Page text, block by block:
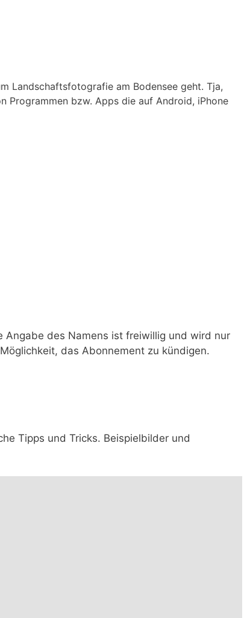
Landschaftsfotografie am Bodensee geht. Tja,
Programmen bzw. Apps die auf Android, iPhone
Angabe des Namens ist freiwillig und wird nur
das Abonnement zu kündigen.
Tipps und Tricks. Beispielbilder und